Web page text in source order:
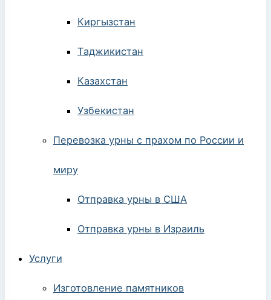
Киргызстан
Таджикистан
Казахстан
Узбекистан
Перевозка урны с прахом по России и
миру
Отправка урны в США
Отправка урны в Израиль
Услуги
Изготовление памятников